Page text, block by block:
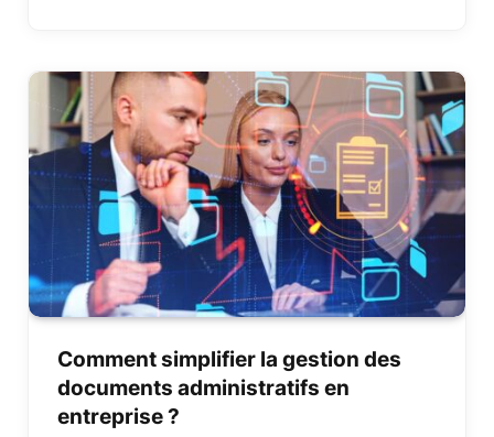
Comment simplifier la gestion des
documents administratifs en
entreprise ?